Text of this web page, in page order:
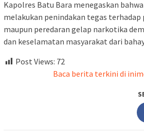
Kapolres Batu Bara menegaskan
melakukan penindakan tegas terhadap
maupun peredaran gelap narkotika
dan keselamatan masyarakat dari
Post Views: 72
Baca berita terkini di